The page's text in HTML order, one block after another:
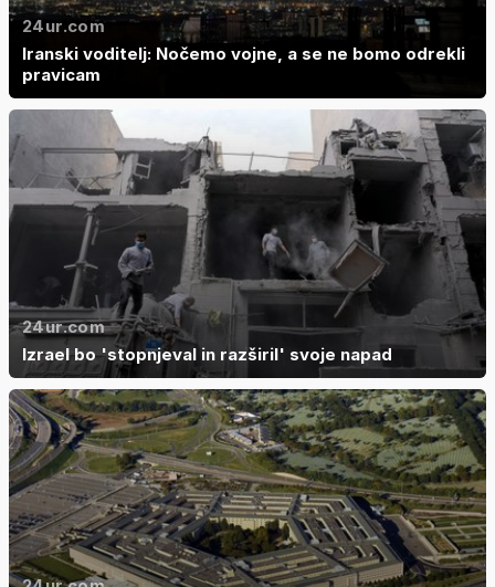
24ur.com
Iranski voditelj: Nočemo vojne, a se ne bomo odrekli
pravicam
24ur.com
Izrael bo 'stopnjeval in razširil' svoje napad